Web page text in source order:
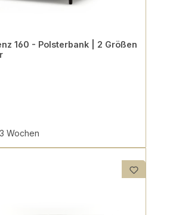
160 - Polsterbank | 2 Größen
Wochen